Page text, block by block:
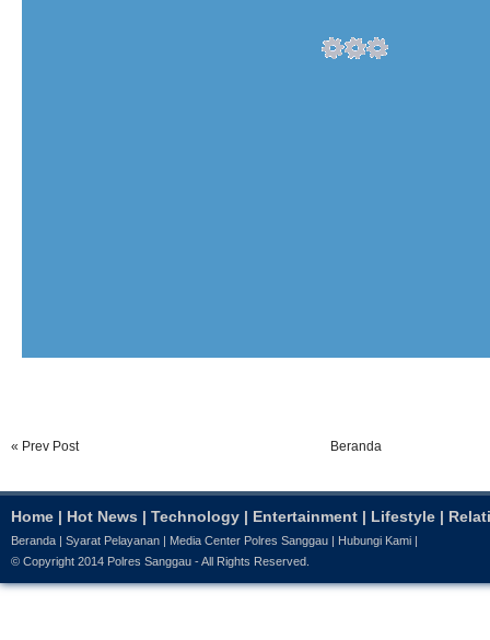
« Prev Post Beranda
Home | Hot News | Technology | Entertainment | Lifestyle |
Beranda Syarat Pelayanan Media Center Polres Sanggau Hubungi Kami
© Copyright 2014 Polres Sanggau - All Rights Reserved.